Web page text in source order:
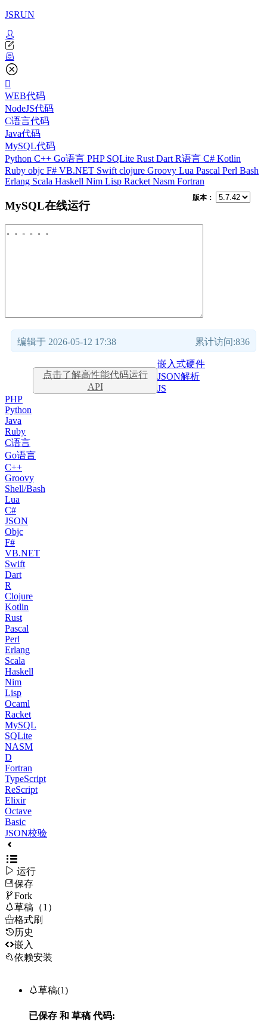
JSRUN
WEB代码
NodeJS代码
C语言代码
Java代码
MySQL代码
Python C++ Go语言 PHP SQLite Rust Dart R语言 C# Kotlin
Ruby objc F# VB.NET Swift clojure Groovy Lua Pascal Perl Bash
Erlang Scala Haskell Nim Lisp Racket Nasm Fortran
MySQL在线运行
版本：
编辑于 2026-05-12 17:38 累计访问:836
点击了解高性能代码运行
API
嵌入式硬件
JSON解析
JS
PHP
Python
Java
Ruby
C语言
Go语言
C++
Groovy
Shell/Bash
Lua
C#
JSON
Objc
F#
VB.NET
Swift
Dart
R
Clojure
Kotlin
Rust
Pascal
Perl
Erlang
Scala
Haskell
Nim
Lisp
Ocaml
Racket
MySQL
SQLite
NASM
D
Fortran
TypeScript
ReScript
Elixir
Octave
Basic
JSON校验
 运行
保存
Fork
草稿（1）
格式刷
历史
嵌入
依赖安装
草稿(1)
已保存 和 草稿代码: